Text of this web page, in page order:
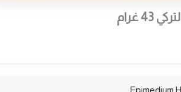
Epimedium